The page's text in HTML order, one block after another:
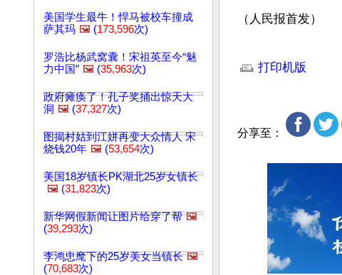
美国学生最牛！悍马被校车撞成
萨其玛 🖼️ (173,596次)
罗浩比杨武窝囊！宋祖英至今“魅
力中国” 🖼️ (35,963次)
政府瘫痪了！孔子奖捅出惊天大
洞 🖼️ (37,327次)
图揭村姑到江姘再变大众情人 宋
烧钱20年 🖼️ (53,654次)
美国18岁镇长PK湖北25岁女镇长
🖼️ (31,823次)
新华网假新闻让图片给穿了帮 🖼️
(39,293次)
李鸿忠麾下的25岁美女当镇长 🖼️
(70,683次)
（人民报首发）
打印机版
分享至：